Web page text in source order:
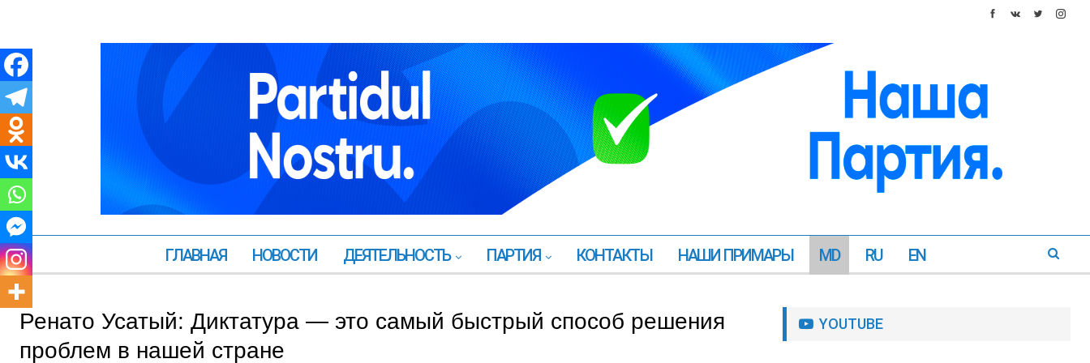
ГЛАВНАЯ НОВОСТИ ДЕЯТЕЛЬНОСТЬ ПАРТИЯ КОНТАКТЫ НАШИ ПРИМАРЫ MD RU EN
Ренато Усатый: Диктатура — это самый быстрый способ решения
проблем в нашей стране
YOUTUBE